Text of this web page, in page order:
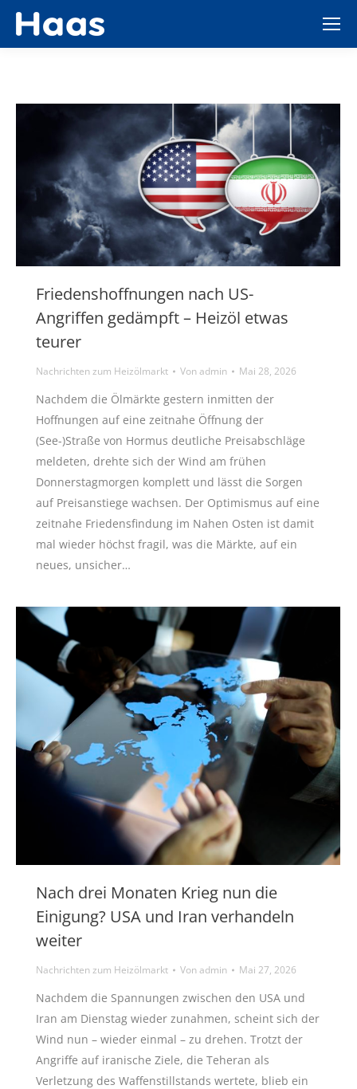
Friedenshoffnungen nach US-
Angriffen gedämpft – Heizöl etwas
teurer
Nachrichten zum Heizölmarkt Vonadmin Mai 28, 2026
Nachdem die Ölmärkte gestern inmitten der
Hoffnungen auf eine zeitnahe Öffnung der
(See-)Straße von Hormus deutliche Preisabschläge
meldeten, drehte sich der Wind am frühen
Donnerstagmorgen komplett und lässt die Sorgen
auf Preisanstiege wachsen. Der Optimismus auf eine
zeitnahe Friedensfindung im Nahen Osten ist damit
mal wieder höchst fragil, was die Märkte, auf ein
neues, unsicher…
Nach drei Monaten Krieg nun die
Einigung? USA und Iran verhandeln
weiter
Nachrichten zum Heizölmarkt Vonadmin Mai 27, 2026
Nachdem die Spannungen zwischen den USA und
Iran am Dienstag wieder zunahmen, scheint sich der
Wind nun – wieder einmal – zu drehen. Trotzt der
Angriffe auf iranische Ziele, die Teheran als
Verletzung des Waffenstillstands wertete, blieb ein